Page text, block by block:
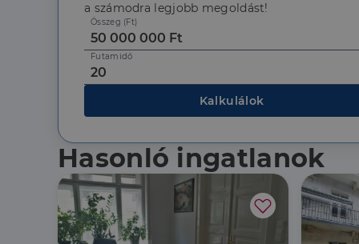
a számodra legjobb megoldást!
Összeg (Ft)
Futamidő
Kalkulálok
Hasonló ingatlanok
li_gc
Név
_ga_F4MKCEZ8P5
Domain
Google
Név
Szolgáltató
Domain
dh.hu